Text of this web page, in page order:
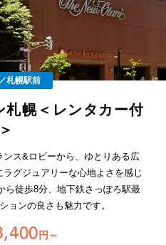
札幌駅前
札幌＜レンタカー付
＞
ス&ロビーから、ゆとりある広
グジュアリーな心地よさを感じ
ら徒歩8分、地下鉄さっぽろ駅最
ョンの良さも魅力です。
円～